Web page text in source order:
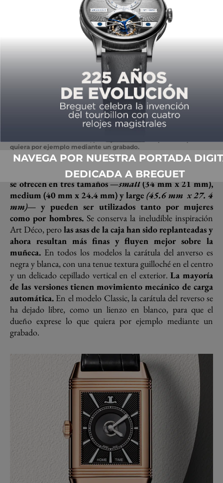
quiera por ejemplo mediante un grabado.
En el caso de la colección Reverso Classic, sus modelos
se ofrecen en tres tamaños —small(34 mm x 21 mm),
medium (40 mm x 24.4 mm) y large (45.6 mm x 27. 4
mm)— y pueden ser utilizados tanto por mujeres
como por hombres.Se conserva la ineludible inspiración
Art Déco, perolas asas de la caja han sido replanteadas y
ahora resultan más finas y fluyen mejor sobre la
muñeca. En todos los modelos la carátula del anverso es
negra y blanca, con una tenue textura guilloché en el centro
y un delicado cepillado vertical en el exterior.La mayoría
de las versiones tienen movimiento mecánico de carga
automática. En el modelo Classic, la carátula del reverso se
ha dejado libre, como un lienzo en blanco, para que el
dueño exprese lo que quiera por ejemplo mediante un
grabado.
NAVEGA POR NUESTRA PORTADA
DEDICADA A BREGUET